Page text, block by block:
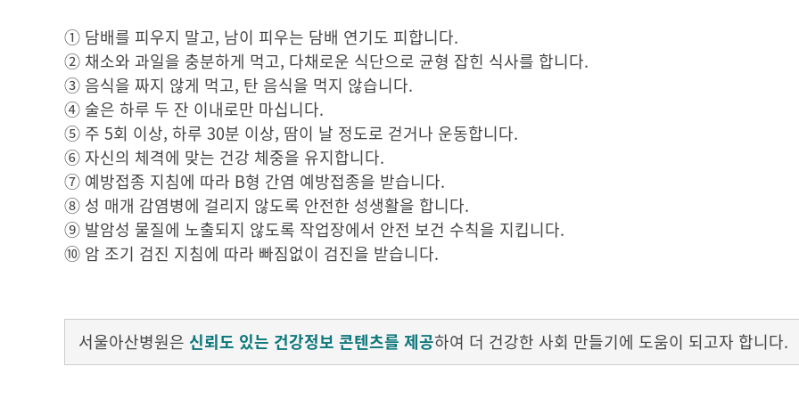
① 담배를 피우지 말고, 남이 피우는 담배 연기도 피합니다.
② 채소와 과일을 충분하게 먹고, 다채로운 식단으로 균형 잡힌 식사를 합니다.
③ 음식을 짜지 않게 먹고, 탄 음식을 먹지 않습니다.
④ 술은 하루 두 잔 이내로만 마십니다.
⑤ 주 5회 이상, 하루 30분 이상, 땀이 날 정도로 걷거나 운동합니다.
⑥ 자신의 체격에 맞는 건강 체중을 유지합니다.
⑦ 예방접종 지침에 따라 B형 간염 예방접종을 받습니다.
⑧ 성 매개 감염병에 걸리지 않도록 안전한 성생활을 합니다.
⑨ 발암성 물질에 노출되지 않도록 작업장에서 안전 보건 수칙을 지킵니다.
⑩ 암 조기 검진 지침에 따라 빠짐없이 검진을 받습니다.
서울아산병원은 신뢰도 있는 건강정보 콘텐츠를 제공하여 더 건강한 사회 만들기에 도움이 되고자 합니다.